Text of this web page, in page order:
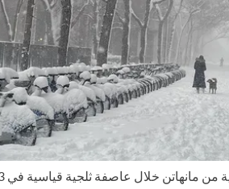
خلال عاصفة ثلجية قياسية في 23 فبراير 2026.